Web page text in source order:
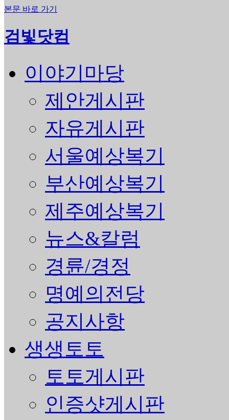
본문 바로 가기
검빛닷컴
이야기마당
제안게시판
자유게시판
서울예상복기
부산예상복기
제주예상복기
뉴스&칼럼
경륜/경정
명예의전당
공지사항
생생토토
토토게시판
인증샷게시판